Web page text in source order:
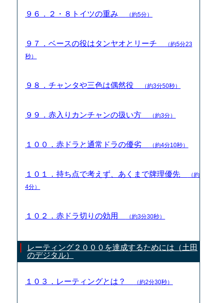
９６．２・８トイツの重み （約5分）
９７．ベースの役はタンヤオとリーチ
（約5分23
秒）
９８．チャンタや三色は偶然役 （約3分50秒）
９９．赤入りカンチャンの扱い方 （約3分）
１００．赤ドラと通常ドラの優劣 （約4分10秒）
１０１．持ち点で考えず、あくまで牌理優先
（約
4分）
１０２．赤ドラ切りの効用 （約3分30秒）
レーティング２０００を達成するためには（土田
のデジタル）
１０３．レーティングとは？ （約2分30秒）